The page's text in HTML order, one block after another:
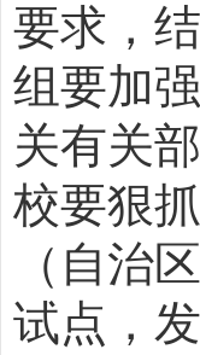
要求，
组要加
关有关
校要狠
（自治
试点，